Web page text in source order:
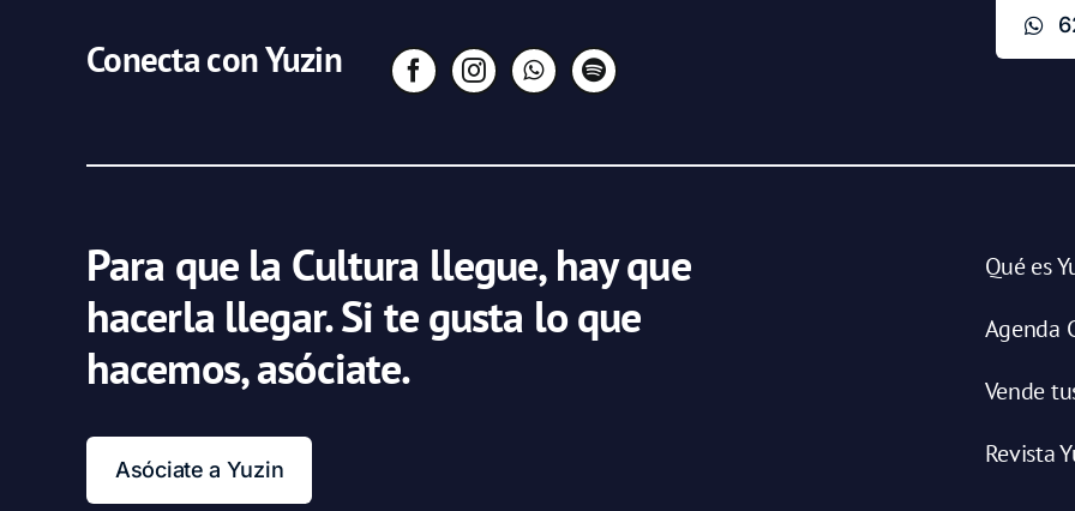
Conecta con Yuzin
Para que la Cultura llegue, hay que
hacerla llegar. Si te gusta lo que
hacemos, asóciate.
Asóciate a Yuzin
Qué es
Agenda
Vende
Revista